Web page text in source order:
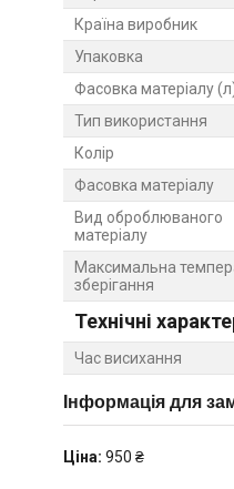
Країна виробник
Упаковка
Фасовка матеріалу
Тип використання
Колір
Фасовка матеріалу
Вид оброблюваного
матеріалу
Максимальна
зберігання
Технічні
Час висихання
Інформація для
Ціна: 950 ₴